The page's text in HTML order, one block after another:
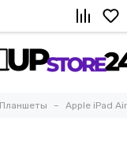
Планшеты Apple iPad